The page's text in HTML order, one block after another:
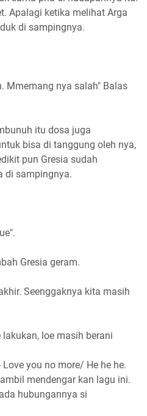
Apalagi ketika melihat Arga
di sampingnya.
Mmemang nya salah" Balas
itu dosa juga
bisa di tanggung oleh nya,
pun Gresia sudah
di sampingnya.
Gresia geram.
Seenggaknya kita masih
loe masih berani
you no more/ He he he.
mendengar kan lagu ini.
hubungannya si